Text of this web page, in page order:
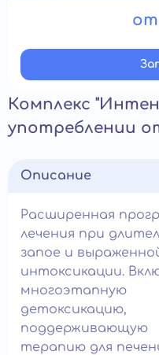
от
Комплекс
употреблении
Описание
Расширенная
лечения при
запое и
интоксикации.
многоэтапную
детоксикацию,
поддерживающую
терапию для